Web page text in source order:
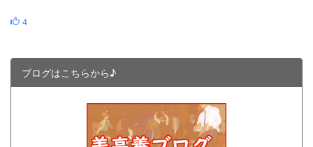
4
ブログはこちらから♪